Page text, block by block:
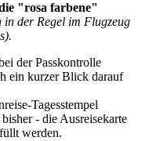
"rosa farbene"
in der Regel im Flugzeug
der Passkontrolle
ein kurzer Blick darauf
Tagesstempel
- die Ausreisekarte
werden.